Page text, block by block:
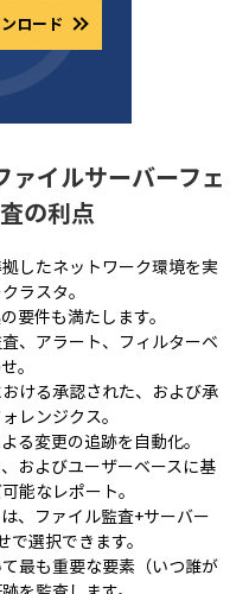
ロード
イルサーバーフェ
の利点
したネットワーク環境を実
ラスタ。
要件も満たします。
、アラート、フィルターベ
。
ける承認された、および承
レンジクス。
る変更の追跡を自動化。
およびユーザーベースに基
能なレポート。
、ファイル監査+サーバー
選択できます。
最も重要な要素（いつ誰が